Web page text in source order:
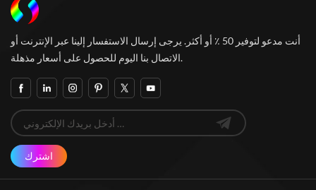
أنت مدعو لتوفير 50 ٪ أو أكثر. يرجى إرسال الاستفسار إلينا عبر الإنترنت أو
الاتصال بنا اليوم للحصول على أسعار مذهلة.
اشترك